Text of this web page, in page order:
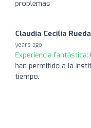
problemas
Claudia Cecilia
years ago
Experiencia fantástica:
han permitido a la
tiempo.